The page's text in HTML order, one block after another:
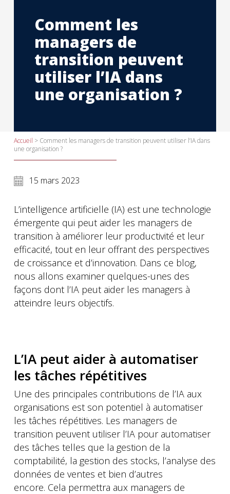
Comment les
managers de
transition peuvent
utiliser l’IA dans
une organisation ?
Accueil > Comment les managers de transition peuvent utiliser l’IA dans
une organisation ?
15 mars 2023
L’intelligence artificielle (IA) est une technologie
émergente qui peut aider les managers de
transition à améliorer leur productivité et leur
efficacité, tout en leur offrant des perspectives
de croissance et d’innovation. Dans ce blog,
nous allons examiner quelques-unes des
façons dont l’IA peut aider les managers à
atteindre leurs objectifs.
L’IA peut aider à automatiser
les tâches répétitives
Une des principales contributions de l’IA aux
organisations est son potentiel à automatiser
les tâches répétitives. Les managers de
transition peuvent utiliser l’IA pour automatiser
des tâches telles que la gestion de la
comptabilité, la gestion des stocks, l’analyse des
données de ventes et bien d’autres
encore. Cela permettra aux managers de